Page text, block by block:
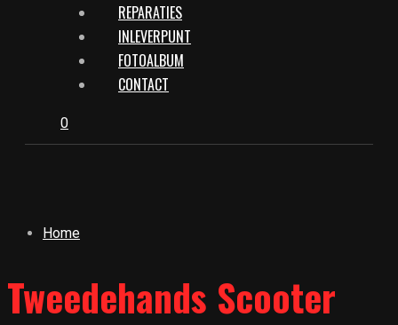
REPARATIES
INLEVERPUNT
FOTOALBUM
CONTACT
0
Home
Tweedehands Scooter